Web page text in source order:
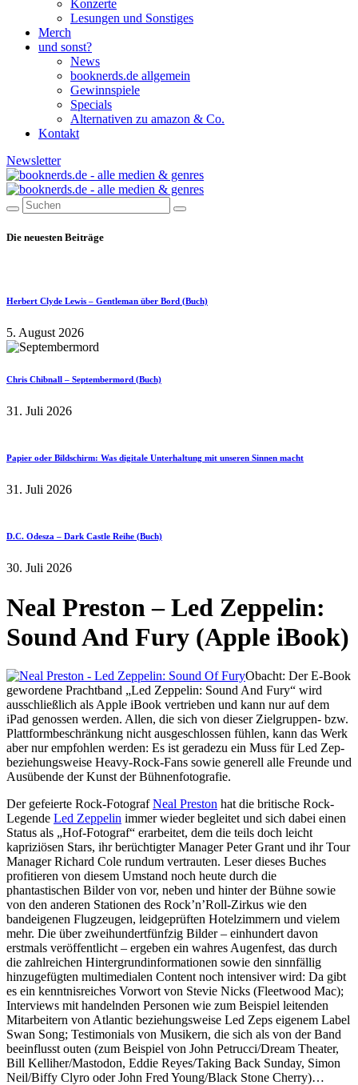
Konzerte
Lesungen und Sonstiges
Merch
und sonst?
News
booknerds.de allgemein
Gewinnspiele
Specials
Alternativen zu amazon & Co.
Kontakt
Newsletter
Die neuesten Beiträge
Herbert Clyde Lewis – Gentleman über Bord (Buch)
5. August 2026
Chris Chibnall – Septembermord (Buch)
31. Juli 2026
Papier oder Bildschirm: Was digitale Unterhaltung mit unseren Sinnen macht
31. Juli 2026
D.C. Odesza – Dark Castle Reihe (Buch)
30. Juli 2026
Neal Preston – Led Zeppelin:
Sound And Fury (Apple iBook)
Obacht: Der E-Book
gewordene Prachtband „Led Zeppelin: Sound And Fury“ wird
ausschließlich als Apple iBook vertrieben und kann nur auf dem
iPad genossen werden. Allen, die sich von dieser Zielgruppen- bzw.
Plattformbeschränkung nicht ausgeschlossen fühlen, kann das Werk
aber nur empfohlen werden: Es ist geradezu ein Muss für Led Zep-
beziehungsweise Heavy-Rock-Fans sowie generell alle Freunde und
Ausübende der Kunst der Bühnenfotografie.
Der gefeierte Rock-FotografNeal Preston hat die britische Rock-
Legende Led Zeppelin immer wieder begleitet und sich dabei einen
Status als „Hof-Fotograf“ erarbeitet, dem die teils doch leicht
kapriziösen Stars, ihr berüchtigter Manager Peter Grant und ihr Tour
Manager Richard Cole rundum vertrauten. Leser dieses Buches
profitieren von diesem Umstand noch heute durch die
phantastischen Bilder von vor, neben und hinter der Bühne sowie
von den anderen Stationen des Rock’n’Roll-Zirkus wie den
bandeigenen Flugzeugen, leidgeprüften Hotelzimmern und vielem
mehr. Die über zweihundertfünfzig Bilder – einhundert davon
erstmals veröffentlicht – ergeben ein wahres Augenfest, das durch
die zahlreichen Hintergrundinformationen sowie den sinnfällig
hinzugefügten multimedialen Content noch intensiver wird: Da gibt
es ein kenntnisreiches Vorwort von Stevie Nicks (Fleetwood Mac);
Interviews mit handelnden Personen wie zum Beispiel leitenden
Mitarbeitern von Atlantic beziehungsweise Led Zeps eigenem Label
Swan Song; Testimonials von Musikern, die sich als von der Band
beeinflusst outen (zum Beispiel von John Petrucci/Dream Theater,
Bill Kelliher/Mastodon, Eddie Reyes/Taking Back Sunday, Simon
Neil/Biffy Clyro oder John Fred Young/Black Stone Cherry)…